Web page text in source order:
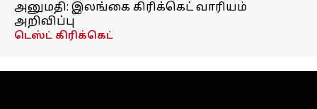
அனுமதி: இலங்கை கிரிக்கெட் வாரியம்
அறிவிப்பு
டெஸ்ட் கிரிக்கெட்